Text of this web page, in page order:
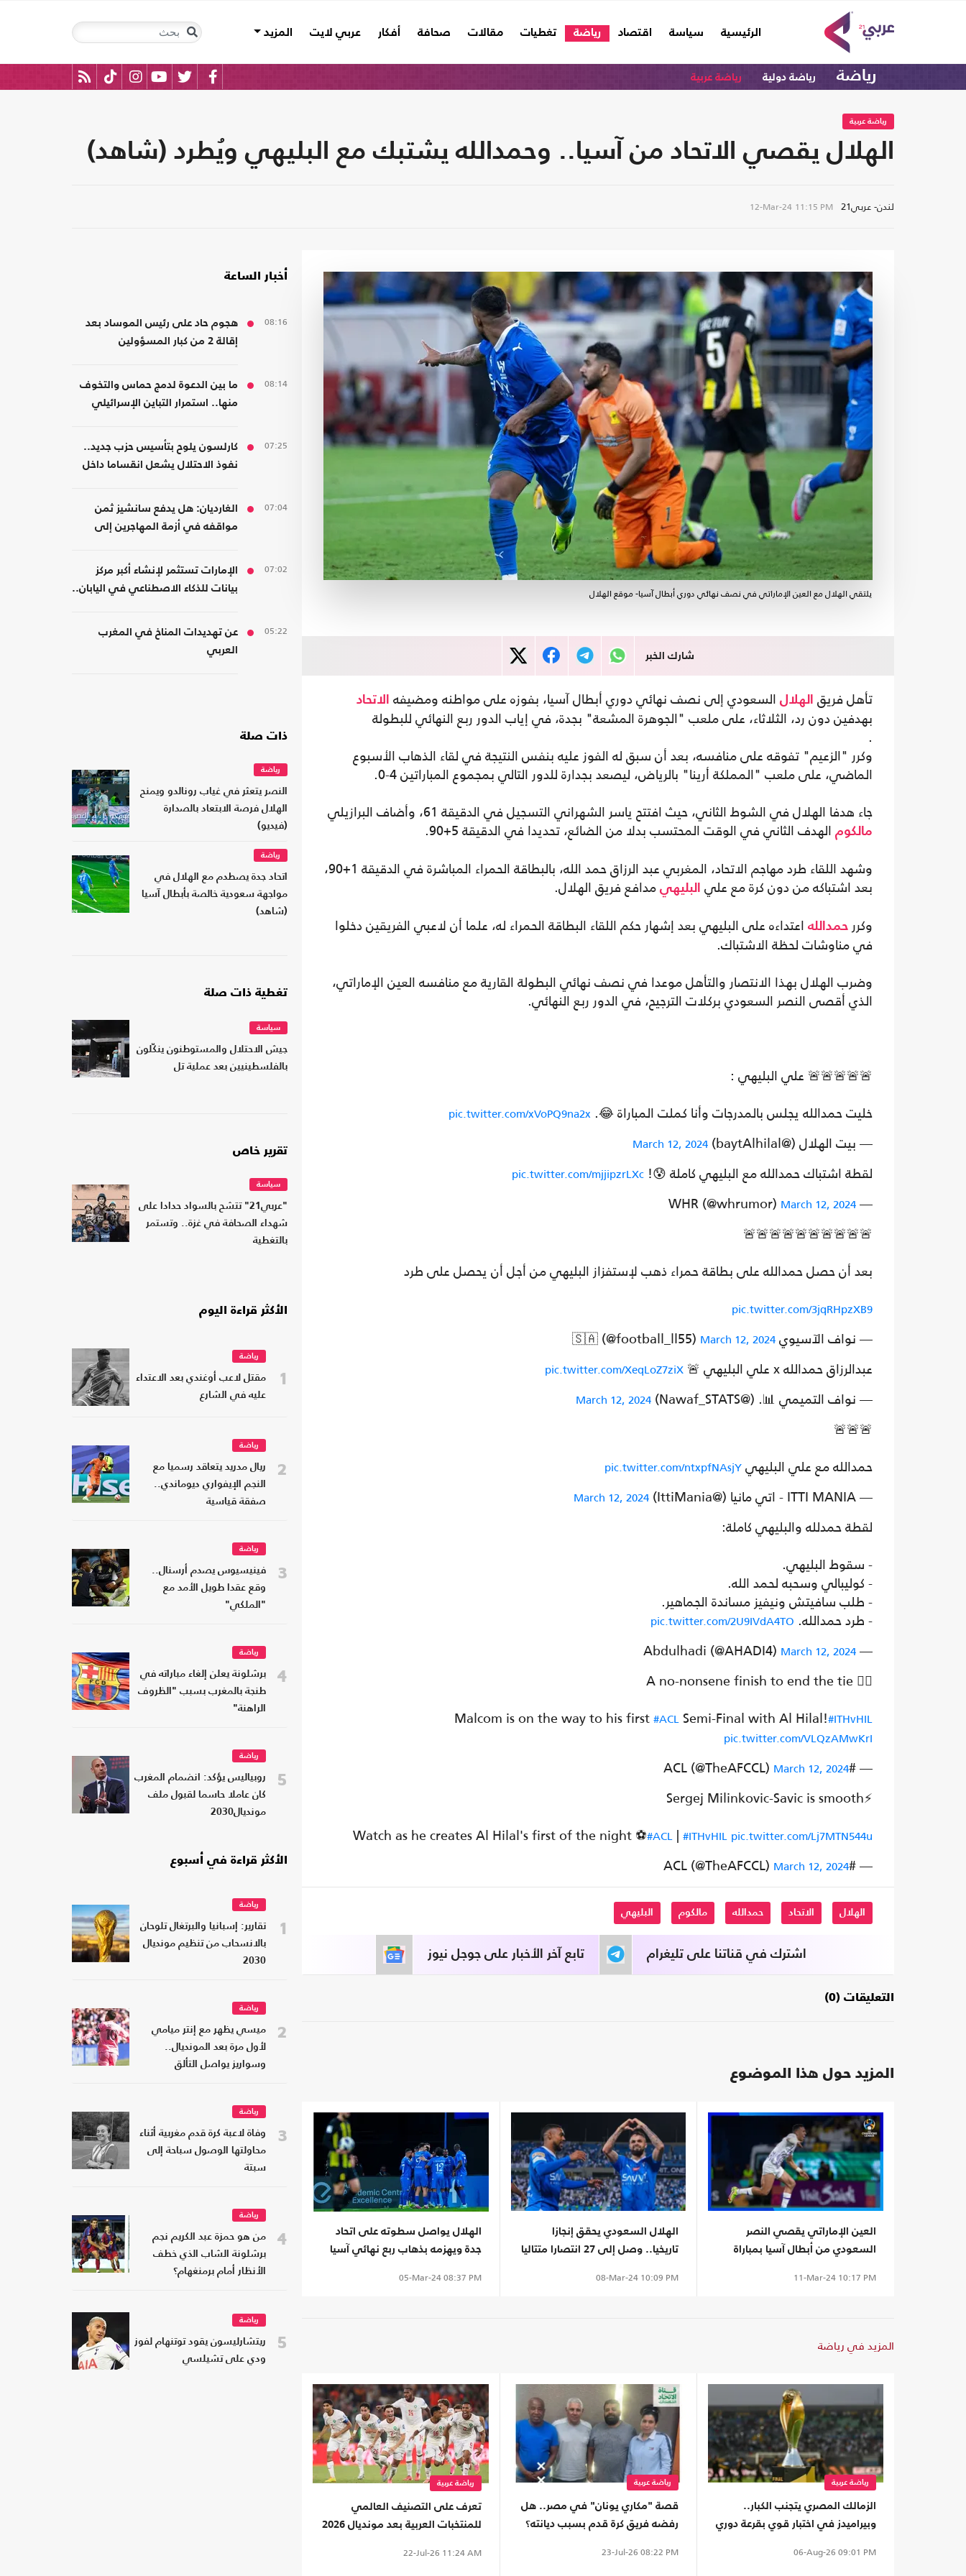
الرئيسية
(current) سياسة اقتصاد رياضة تغطيات مقالات صحافة أفكار عربي لايت المزيد
رياضة رياضة دولية رياضة عربية
رياضة عربية
الهلال يقصي الاتحاد من آسيا.. وحمدالله يشتبك مع البليهي ويُطرد (شاهد)
لندن- عربي21 12-Mar-24 11:15 PM
يلتقي الهلال مع العين الإماراتي في نصف نهائي دوري أبطال آسيا- موقع الهلال
شارك الخبر
تأهل فريق الهلال السعودي إلى نصف نهائي دوري أبطال آسيا، بفوزه على مواطنه ومضيفه الاتحاد
بهدفين دون رد، الثلاثاء، على ملعب "الجوهرة المشعة" بجدة، في إياب الدور ربع النهائي للبطولة
.
وكرر "الزعيم" تفوقه على منافسه، بعد أن سبق له الفوز عليه بنفس النتيجة في لقاء الذهاب الأسبوع
الماضي، على ملعب "المملكة أرينا" بالرياض، ليصعد بجدارة للدور التالي بمجموع المباراتين 4-0.
جاء هدفا الهلال في الشوط الثاني، حيث افتتح ياسر الشهراني التسجيل في الدقيقة 61، وأضاف البرازيلي
مالكوم الهدف الثاني في الوقت المحتسب بدلا من الضائع، تحديدا في الدقيقة 5+90.
وشهد اللقاء طرد مهاجم الاتحاد، المغربي عبد الرزاق حمد الله، بالبطاقة الحمراء المباشرة في الدقيقة 1+90،
بعد اشتباكه من دون كرة مع علي
البليهي مدافع فريق الهلال.
وكرر حمدالله اعتداءه على البليهي بعد إشهار حكم اللقاء البطاقة الحمراء له، علما أن لاعبي الفريقين دخلوا
في مناوشات لحظة الاشتباك.
وضرب الهلال بهذا الانتصار والتأهل موعدا في نصف نهائي البطولة القارية مع منافسه العين الإماراتي،
الذي أقصى النصر السعودي بركلات الترجيح، في الدور ربع النهائي.
🚨🚨🚨🚨🚨 علي البليهي :
خليت حمدالله يجلس بالمدرجات وأنا كملت المباراة 😂. pic.twitter.com/xVoPQ9na2x
— بيت الهلال (@baytAlhilal) March 12, 2024
لقطة اشتباك حمدالله مع البليهي كاملة 😰! pic.twitter.com/mjjipzrLXc
— WHR (@whrumor)
March 12, 2024
🚨🚨🚨🚨🚨🚨🚨🚨🚨🚨
بعد أن حصل حمدالله على بطاقة حمراء ذهب لإستفزاز البليهي من أجل أن يحصل على طرد
pic.twitter.com/3jqRHpzXB9
— نواف الآسيوي 🇸🇦 (@football_ll55) March 12, 2024
عبدالرزاق حمدالله x علي البليهي 🚨 pic.twitter.com/XeqLoZ7ziX
— نواف التميمي 📊. (@Nawaf_STATS) March 12, 2024
🚨🚨🚨
حمدالله مع علي البليهي pic.twitter.com/ntxpfNAsjY
— ITTI MANIA - اتي مانيا (@IttiMania) March 12, 2024
لقطة حمدلله والبليهي كاملة:
- سقوط البليهي.
- كوليبالي وسحبه لحمد الله.
- طلب سافيتش ونيفيز مساندة الجماهير.
- طرد حمدالله. pic.twitter.com/2U9IVdA4TO
— Abdulhadi (@AHADI4)
March 12, 2024
A no-nonsene finish to end the tie 🙅‍♂️
Malcom is on the way to his first #ACL Semi-Final with Al Hilal!#ITHvHIL
pic.twitter.com/VLQzAMwKrI
— #ACL (@TheAFCCL)
March 12, 2024
Sergej Milinkovic-Savic is smooth⚡
Watch as he creates Al Hilal's first of the night ⚽️#ACL | #ITHvHIL pic.twitter.com/Lj7MTN544u
— #ACL (@TheAFCCL)
March 12, 2024
الهلال الاتحاد حمدالله مالكوم البليهي
تابع آخر الأخبار على جوجل نيوز اشترك في قناتنا على تليغرام
التعليقات (0)
المزيد حول هذا الموضوع
العين الإماراتي يقصي النصر
السعودي من أبطال آسيا بمباراة
11-Mar-24 10:17 PM
الهلال السعودي يحقق إنجازا
تاريخيا.. وصل إلى 27 انتصارا متتاليا
08-Mar-24 10:09 PM
الهلال يواصل سطوته على اتحاد
جدة ويهزمه بذهاب ربع نهائي آسيا
05-Mar-2408:37 PM
المزيد في رياضة
رياضة عربية
الزمالك المصري يتجنب الكبار..
وبيراميدز في اختبار قوي بقرعة دوري
06-Aug-26 09:01 PM
رياضة عربية
قصة "مكاري يونان" في مصر.. هل
رفضه فريق كرة قدم بسبب ديانته؟
23-Jul-26 08:22 PM
رياضة عربية
تعرف على التصنيف العالمي
للمنتخبات العربية بعد مونديال 2026
22-Jul-26 11:24 AM
أخبار الساعة
08:16
هجوم حاد على رئيس الموساد بعد
إقالة 2 من كبار المسؤولين
08:14
ما بين الدعوة لدمج حماس والتخوف
منها.. استمرار التباين الإسرائيلي
07:25
كارلسون يلوح بتأسيس حزب جديد..
نفوذ الاحتلال يشعل انقساما داخل
07:04
الغارديان: هل يدفع سانشيز ثمن
مواقفه في أزمة المهاجرين إلى
07:02
الإمارات تستثمر لإنشاء أكبر مركز
بيانات للذكاء الاصطناعي في اليابان..
05:22
عن تهديدات المناخ في المغرب
العربي
ذات صلة
رياضة
النصر يتعثر في غياب رونالدو ويمنح
الهلال فرصة الابتعاد بالصدارة
(فيديو)
رياضة
اتحاد جدة يصطدم مع الهلال في
مواجهة سعودية خالصة بأبطال آسيا
(شاهد)
تغطية ذات صلة
سياسة
جيش الاحتلال والمستوطنون ينكّلون
بالفلسطينيين بعد عملية تل
تقرير خاص
سياسة
"عربي21" تتشح بالسواد حدادا على
شهداء الصحافة في غزة.. وتستمر
بالتغطية
الأكثر قراءة اليوم
1
رياضة
مقتل لاعب أوغندي بعد الاعتداء
عليه في الشارع
2
رياضة
ريال مدريد يتعاقد رسميا مع
النجم الإيفواري ديوماندي..
صفقة قياسية
3
رياضة
فينيسيوس يصدم أرسنال..
وقع عقدا طويل الأمد مع
"الملكي"
4
رياضة
برشلونة يعلن إلغاء مباراته في
طنجة بالمغرب بسبب "الظروف
الراهنة"
5
رياضة
روبياليس يؤكد: انضمام المغرب
كان عاملا حاسما لقبول ملف
مونديال2030
الأكثر قراءة في أسبوع
1
رياضة
تقارير: إسبانيا والبرتغال تلوحان
بالانسحاب من تنظيم مونديال
2030
2
رياضة
ميسي يظهر مع إنتر ميامي
لأول مرة بعد المونديال..
وسواريز يواصل التألق
3
رياضة
وفاة لاعبة كرة قدم مغربية أثناء
محاولتها الوصول سباحة إلى
سبتة
4
رياضة
من هو حمزة عبد الكريم نجم
برشلونة الشاب الذي خطف
الأنظار أمام برمنغهام؟
5
رياضة
ريتشارليسون يقود توتنهام لفوز
ودي على تشيلسي